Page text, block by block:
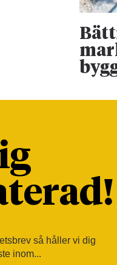
så håller vi dig
inom...